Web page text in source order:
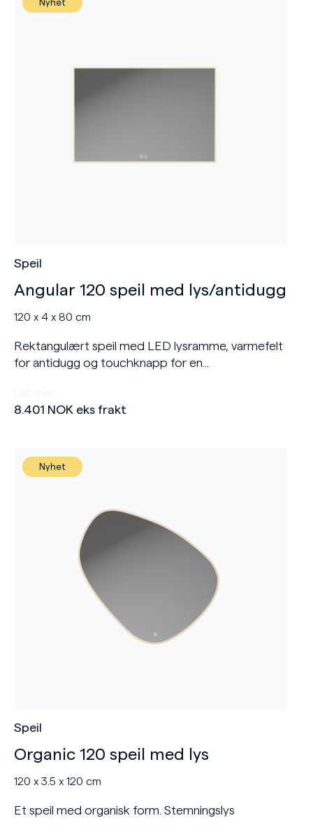
Nyhet
Speil
Angular 120 speil med lys/antidugg
120 x 4 x 80 cm
Rektangulært speil med LED lysramme, varmefelt
for antidugg og touchknapp for en...
8.401 NOK eks frakt
Nyhet
Speil
Organic 120 speil med lys
120 x 3.5 x 120 cm
Et speil med organisk form. Stemningslys